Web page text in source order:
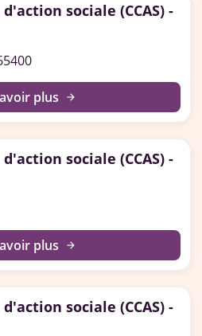
sociale (CCAS) -
plus arrow_forward
sociale (CCAS) -
plus arrow_forward
sociale (CCAS) -